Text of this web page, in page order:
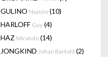
GULINO Nunzio (10)
HARLOFF Guy (4)
HAZ Mirando (14)
JONGKIND Johan Bartold (2)